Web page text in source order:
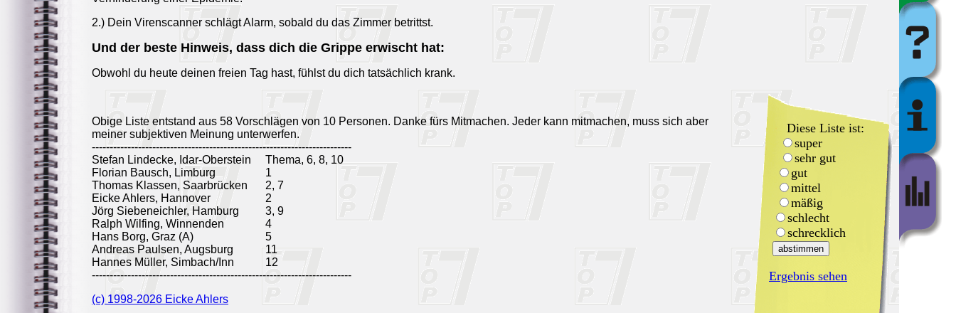
2.) Dein Virenscanner schlägt Alarm, sobald du das Zimmer betrittst.
Und der beste Hinweis, dass dich die Grippe erwischt hat:
Obwohl du heute deinen freien Tag hast, fühlst du dich tatsächlich krank.
Obige Liste entstand aus 58 Vorschlägen von 10 Personen. Danke fürs Mitmachen. Jeder kann mitmachen, muss sich aber
meiner subjektiven Meinung unterwerfen.
-------------------------------------------------------------------------
Stefan Lindecke, Idar-Oberstein
Thema, 6, 8, 10
Florian Bausch, Limburg
1
Thomas Klassen, Saarbrücken
2, 7
Eicke Ahlers, Hannover
2
Jörg Siebeneichler, Hamburg
3, 9
Ralph Wilfing, Winnenden
4
Hans Borg, Graz (A)
5
Andreas Paulsen, Augsburg
11
Hannes Müller, Simbach/Inn
12
-------------------------------------------------------------------------
(c) 1998-2026 Eicke Ahlers
Diese Liste ist:
super
sehr gut
gut
mittel
mäßig
schlecht
schrecklich
Ergebnis sehen